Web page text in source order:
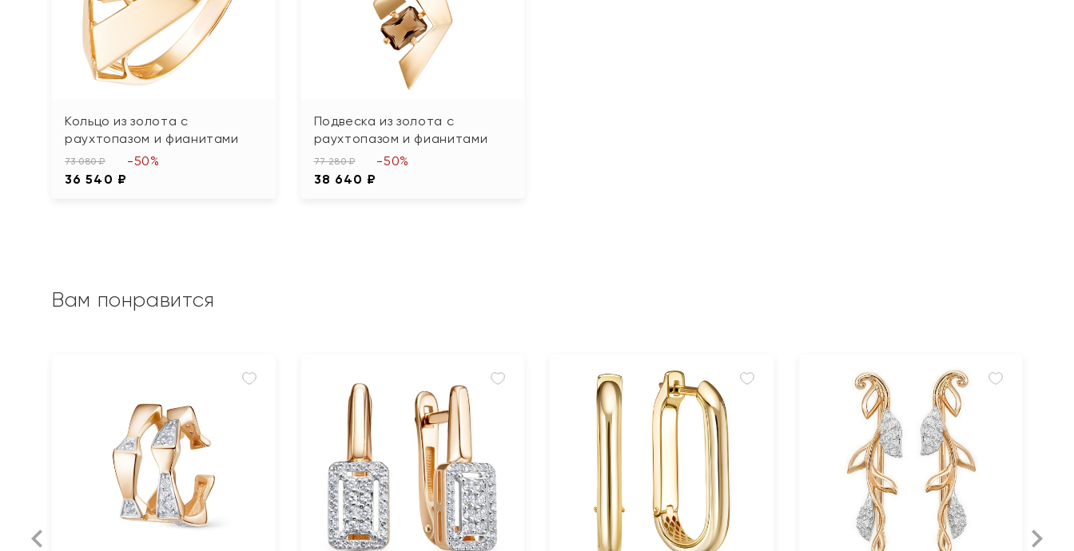
Кольцо из золота с
раухтопазом и фианитами
73 080 ₽
36 540 ₽
-50%
Подвеска из золота с
раухтопазом и фианитами
77 280 ₽
38 640 ₽
-50%
Вам понравится